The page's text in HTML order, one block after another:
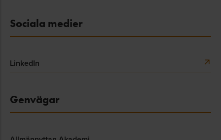
Sociala medier
LinkedIn
Genvägar